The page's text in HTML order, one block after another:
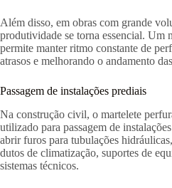
Além disso, em obras com grande
produtividade se torna essencial. Um
permite manter ritmo constante de
atrasos e melhorando o andamento
Passagem de instalações prediais
Na construção civil, o martelete
utilizado para passagem de
abrir furos para tubulações
dutos de climatização, suportes de
sistemas técnicos.